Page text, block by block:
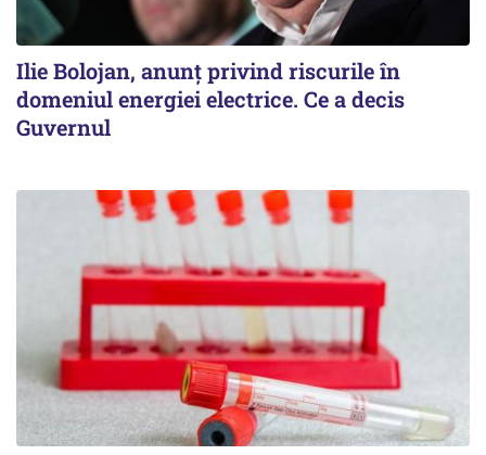
Ilie Bolojan, anunț privind riscurile în
domeniul energiei electrice. Ce a decis
Guvernul